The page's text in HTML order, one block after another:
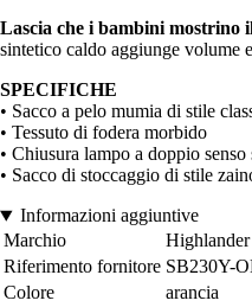
Lascia che i bambini mostrino
sintetico caldo aggiunge volume
SPECIFICHE
• Sacco a pelo mumia di stile
• Tessuto di fodera morbido
• Chiusura lampo a doppio
• Sacco di stoccaggio di stile
Informazioni aggiuntive
Marchio
Highlander
Riferimento fornitore SB230Y-
Colore
arancia